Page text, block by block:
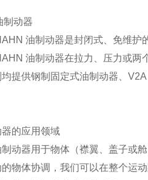
制动器
油制动器是封闭式、免维护
油制动器在拉力、压力或两
提供钢制固定式油制动器、
的应用领域
动器用于物体（襟翼、盖子或
物体协调，我们可以在整个运